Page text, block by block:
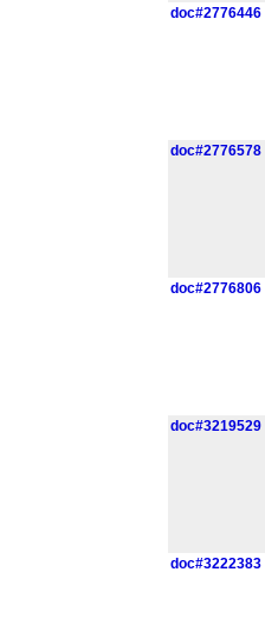
doc#2776446
doc#2776578
doc#2776806
doc#3219529
doc#3222383